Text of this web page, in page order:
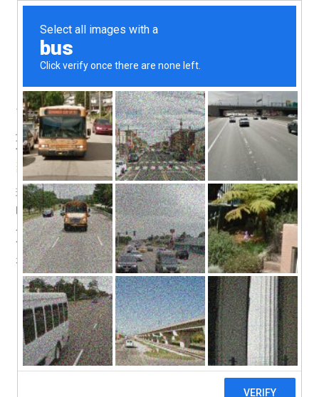
高分子材料的三种形态——玻
璃态
聚合物小知识 / 作者： hartek
玻璃态是高分子材料的一种独特物理状态，其表现为硬而脆
的特性，类似于玻璃。这种状态在材料科学中具有重要意
义，因为它影响着材料的机械强度、热稳定性、透明度等多
个方面。理解玻璃态不仅是掌握高分子物理行为的关键，也
是优化和设计新材料的基础。